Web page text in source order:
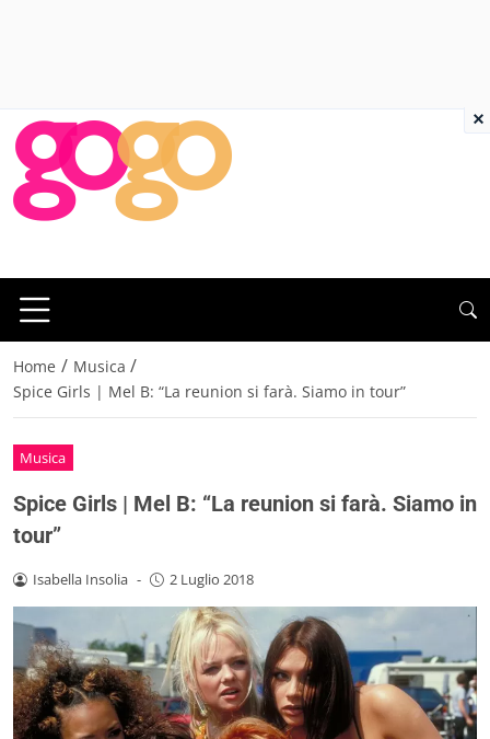
Home / Musica /
Spice Girls | Mel B: “La reunion si farà. Siamo in tour”
Musica
Spice Girls | Mel B: “La reunion si farà. Siamo in
tour”
Isabella Insolia - 2 Luglio 2018
×